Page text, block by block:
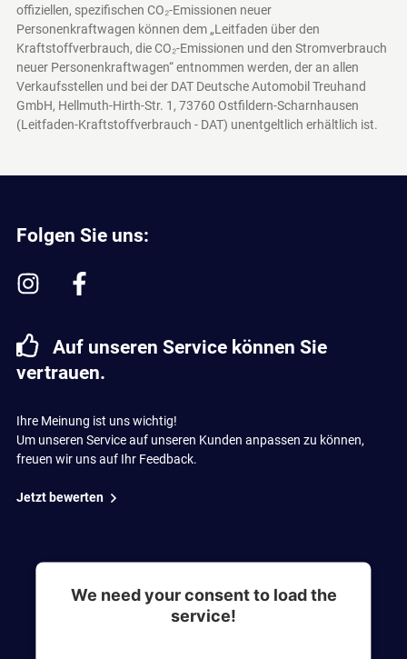
offiziellen, spezifischen CO₂-Emissionen neuer
Personenkraftwagen können dem „Leitfaden über den
Kraftstoffverbrauch, die CO₂-Emissionen und den Stromverbrauch
neuer Personenkraftwagen“ entnommen werden, der an allen
Verkaufsstellen und bei der DAT Deutsche Automobil Treuhand
GmbH, Hellmuth-Hirth-Str. 1, 73760 Ostfildern-Scharnhausen
(Leitfaden-Kraftstoffverbrauch - DAT) unentgeltlich erhältlich ist.
Folgen Sie uns:
Auf unseren Service können Sie
vertrauen.
Ihre Meinung ist uns wichtig!
Um unseren Service auf unseren Kunden anpassen zu können,
freuen wir uns auf Ihr Feedback.
Jetzt bewerten
We need your consent to load the
service!